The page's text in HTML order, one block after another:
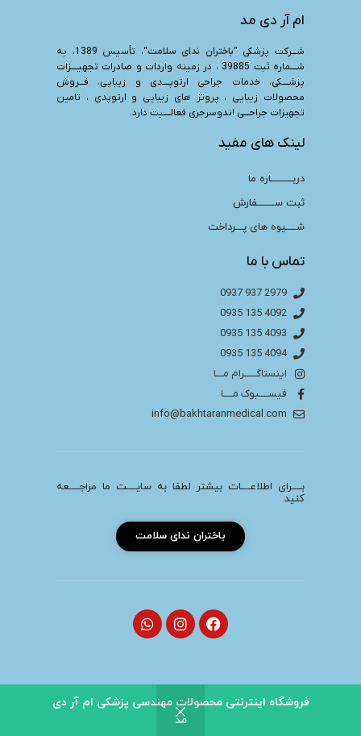
فروشگاه اینترنتی محصولات مهندسی پزشکی ام آر دی
مد
ام آر دی مد
شـــرکت پزشکی “باختران ندای سلامت
“، تأسیس 1389، به
شــــماره ثبت 39885 ، در زمینه واردات و صادرات تجهیــــزات
پزشــــکی، خدمات جراحی ارتوپــــدی و زیبایی، فـــروش
محصولات زیبایی ، پروتز های زیبایی و ارتوپدی ، تامین
تجهیزات جراحـــی اندوسرجری فعالــــیت دارد.
لینک های مفید
دربـــــــــاره ما
ثبت ســـــــفارش
شــــیوه های پـــرداخت
تماس با ما
2979 937 0937
4092 135 0935
4093 135 0935
4094 135 0935
اینستاگـــــرام مـــا
فیســــبوک مــــا
info@bakhtaranmedical.com
بــــرای اطلاعــــات بیشتر لطفا به سایــــت ما مراجــــعه
کنید
باختران ندای سلامت
تمامی حقوق برای سایت ام آر دی مد محفوظ می باشد.